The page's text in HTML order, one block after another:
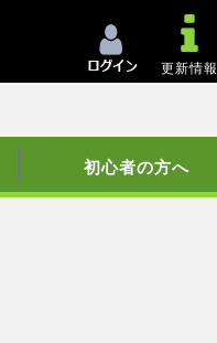
更新情報
初心者の方へ